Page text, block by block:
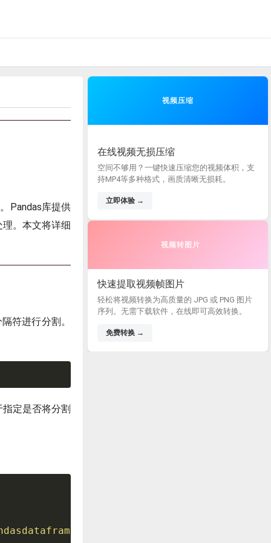
Pandas库提供
。本文将详细
符进行分割。
指定是否将分割
视频压缩
在线视频无损压缩
空间不够用？一键快速压缩您的视频体积，支
持MP4等多种格式，画质清晰无损耗。
立即体验 →
视频转图片
快速提取视频帧图片
轻松将视频转换为高质量的 JPG 或 PNG 图片
序列。无需下载软件，在线即可高效转换。
免费转换 →